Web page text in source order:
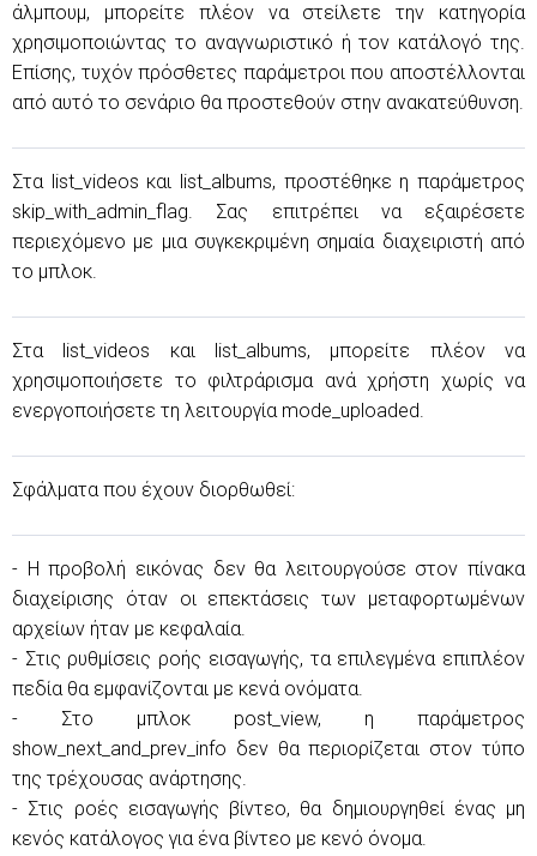
άλμπουμ, μπορείτε πλέον να στείλετε την κατηγορία
χρησιμοποιώντας το αναγνωριστικό ή τον κατάλογό της.
Επίσης, τυχόν πρόσθετες παράμετροι που αποστέλλονται
από αυτό το σενάριο θα προστεθούν στην ανακατεύθυνση.
Στα list_videos και list_albums, προστέθηκε η παράμετρος
skip_with_admin_flag. Σας επιτρέπει να εξαιρέσετε
περιεχόμενο με μια συγκεκριμένη σημαία διαχειριστή από
το μπλοκ.
Στα list_videos και list_albums, μπορείτε πλέον να
χρησιμοποιήσετε το φιλτράρισμα ανά χρήστη χωρίς να
ενεργοποιήσετε τη λειτουργία mode_uploaded.
Σφάλματα που έχουν διορθωθεί:
- Η προβολή εικόνας δεν θα λειτουργούσε στον πίνακα
διαχείρισης όταν οι επεκτάσεις των μεταφορτωμένων
αρχείων ήταν με κεφαλαία.
- Στις ρυθμίσεις ροής εισαγωγής, τα επιλεγμένα επιπλέον
πεδία θα εμφανίζονται με κενά ονόματα.
- Στο μπλοκ post_view, η παράμετρος
show_next_and_prev_info δεν θα περιορίζεται στον τύπο
της τρέχουσας ανάρτησης.
- Στις ροές εισαγωγής βίντεο, θα δημιουργηθεί ένας μη
κενός κατάλογος για ένα βίντεο με κενό όνομα.